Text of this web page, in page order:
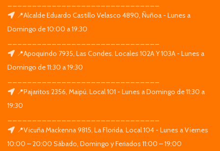
📍Alcalde Eduardo Castillo Velasco 4890, Ñuñoa - Lunes a
Domingo de 10:00 a 19:30
📍Apoquindo 7935, Las Condes. Locales 102A Y 103A - Lunes a
Domingo de 11:30 a 19:30
📍Pajaritos 2356, Maipú. Local 101 - Lunes a Domingo de 11:30 a
19:30
📍Vicuña Mackenna 9815, La Florida. Local 104 - Lunes a Viernes
10:00 – 20:00 Sábado, Domingo y Feriados 11:00 – 19:00